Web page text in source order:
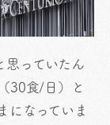
思っていたん
30食/日）と
になっていま